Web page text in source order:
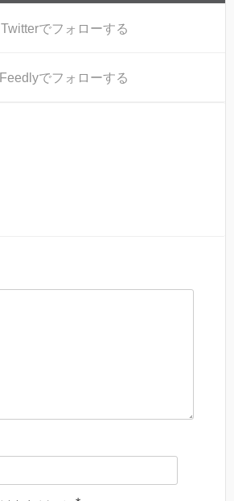
Twitterでフォローする
Feedlyでフォローする